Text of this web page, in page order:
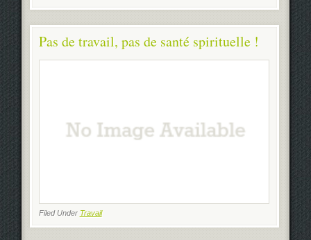
Pas de travail, pas de santé spirituelle !
Filed Under Travail